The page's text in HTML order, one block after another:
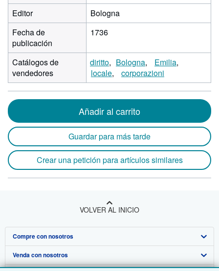
Editor
Bologna
Fecha de
publicación
1736
Catálogos de
vendedores
diritto Bologna
Emilia
locale
corporazioni
Añadir al carrito
Guardar para más tarde
Crear una petición para artículos similares
VOLVER AL INICIO
Compre con nosotros
Búsqueda avanzada
Venda con nosotros